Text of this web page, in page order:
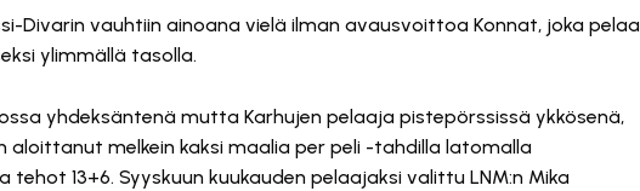
Divarin vauhtiin ainoana vielä ilman avausvoittoa Konnat, joka pelaa
ylimmällä tasolla.
yhdeksäntenä mutta Karhujen pelaaja pistepörssissä ykkösenä,
aloittanut melkein kaksi maalia per peli -tahdilla latomalla
13+6. Syyskuun kuukauden pelaajaksi valittu LNM:n Mika